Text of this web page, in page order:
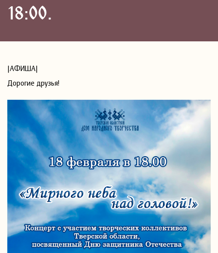
18:00.
|АФИША|
Дорогие друзья!